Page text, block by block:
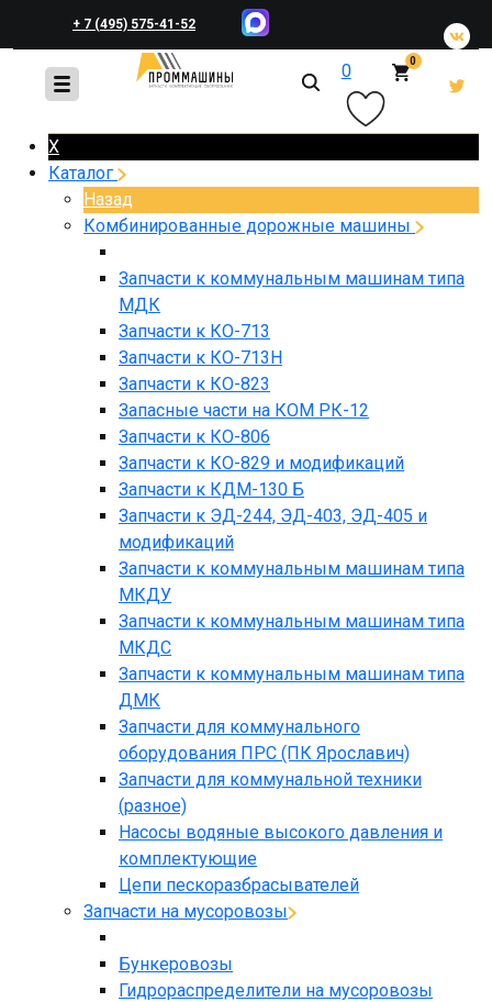
+ 7 (495) 575-41-52
+ 7 (495) 648-45-83 0 0
X
Каталог
Назад
Комбинированные дорожные машины
Запчасти к коммунальным машинам типа
МДК
Запчасти к КО-713
Запчасти к КО-713Н
Запчасти к КО-823
Запасные части на КОМ РК-12
Запчасти к КО-806
Запчасти к КО-829 и модификаций
Запчасти к КДМ-130 Б
Запчасти к ЭД-244, ЭД-403, ЭД-405 и
модификаций
Запчасти к коммунальным машинам типа
МКДУ
Запчасти к коммунальным машинам типа
МКДС
Запчасти к коммунальным машинам типа
ДМК
Запчасти для коммунального
оборудования ПРС (ПК Ярославич)
Запчасти для коммунальной техники
(разное)
Насосы водяные высокого давления и
комплектующие
Цепи пескоразбрасывателей
Запчасти на мусоровозы
Бункеровозы
Гидрораспределители на мусоровозы